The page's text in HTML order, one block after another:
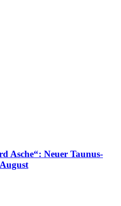
Asche“: Neuer Taunus-